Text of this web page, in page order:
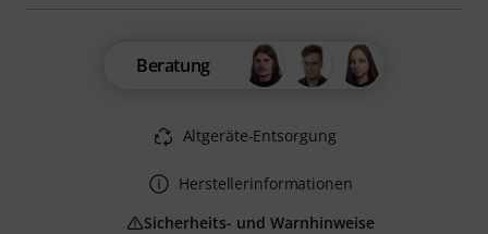
Beratung
Altgeräte-Entsorgung
Herstellerinformationen
Sicherheits- und Warnhinweise